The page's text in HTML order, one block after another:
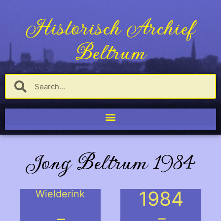
Historisch Archief
Beltrum
Jong Beltrum 1984
Wielderink
1984